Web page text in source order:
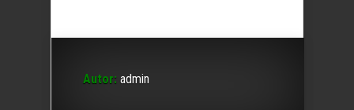
Autor: admin